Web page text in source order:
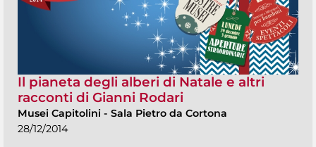
Il pianeta degli alberi di Natale e altri
racconti di Gianni Rodari
Musei Capitolini - Sala Pietro da Cortona
28/12/2014